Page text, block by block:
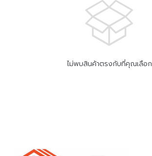
ไม่พบสินค้าตรงกับที่คุณเลือก